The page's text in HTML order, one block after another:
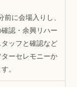
に会場入りし、
認・余興リハー
ッフと確認など
ーセレモニーか
。